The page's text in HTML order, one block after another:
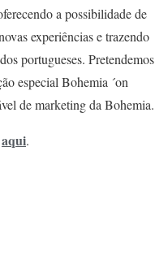
a possibilidade de
experiências e trazendo
portugueses. Pretendemos
especial Bohemia ´on
de marketing da Bohemia.
aqui.